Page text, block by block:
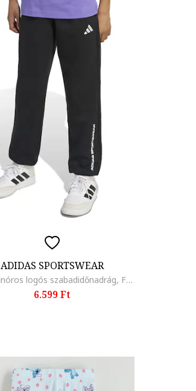
ADIDAS SPORTSWEAR
Húzózsinóros logós szabadidőnadrág, Fekete
6.599 Ft